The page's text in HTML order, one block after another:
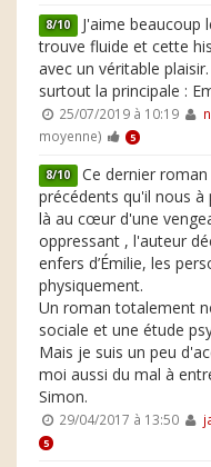
8/10 J'aime beaucoup
trouve fluide et cette
avec un véritable
surtout la principale :
25/07/2019 à 10:19
moyenne)
5
8/10 Ce dernier
précédents qu'il nous
là au cœur d'une
oppressant , l'auteur
enfers d’Émilie, les
physiquement.
Un roman totalement
sociale et une étude
Mais je suis un peu
moi aussi du mal à
Simon.
29/04/2017 à 13:50
5